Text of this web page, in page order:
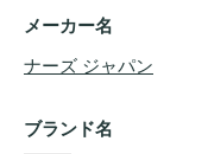
メーカー名
ナーズ ジャパン
ブランド名